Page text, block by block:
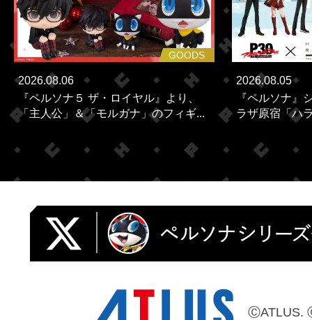
GOODS
2026.08.06
『ペルソナ５ ザ・ロイヤル』より、
「主人公」＆「モルガナ」のフィギ...
2026.08.05
『ペルソナ』
ラザ原宿「ハ
ⒸATLUS.